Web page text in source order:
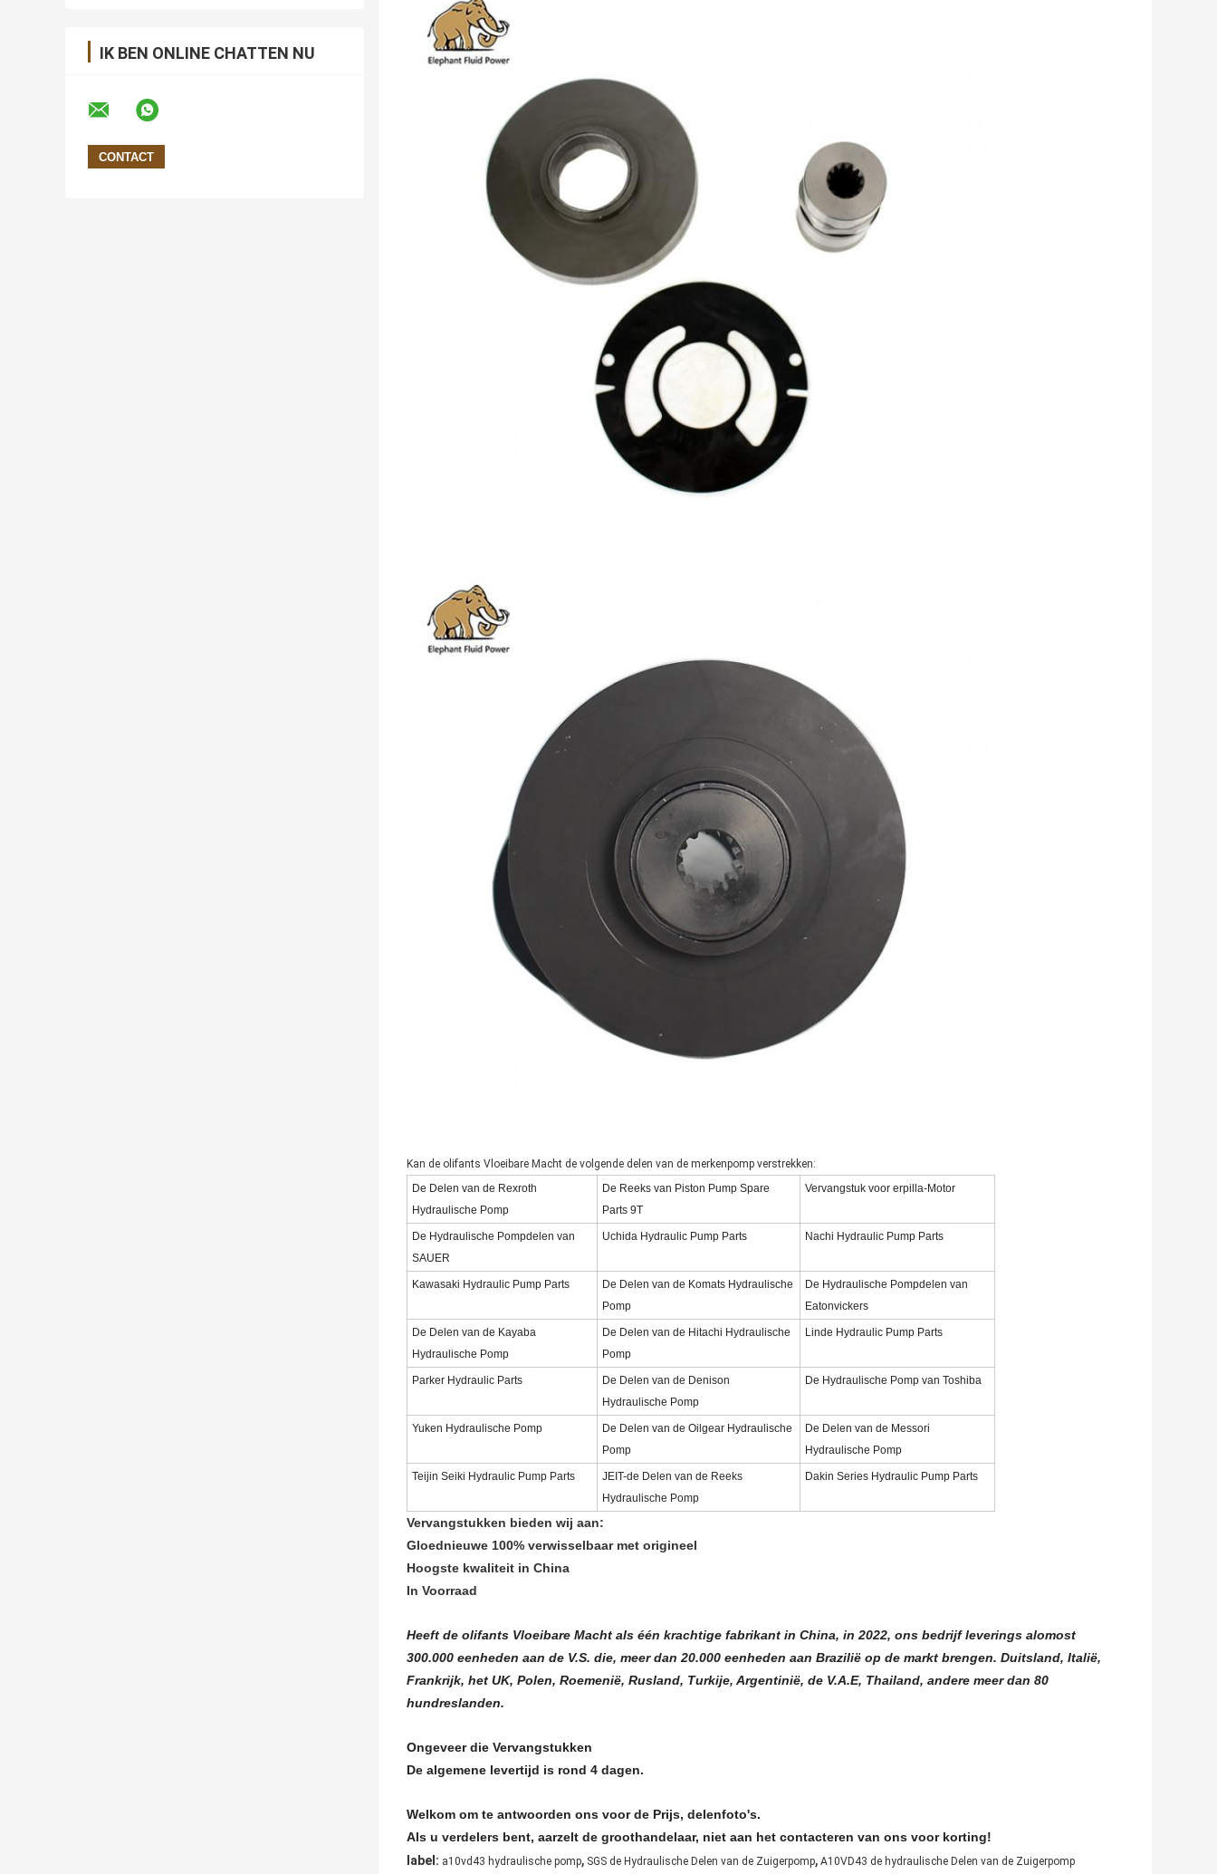
IK BEN ONLINE CHATTEN NU
Kan de olifants Vloeibare Macht de volgende delen van de merkenpomp verstrekken:
De Delen van de Rexroth
Hydraulische Pomp
De Reeks van Piston Pump Spare
Parts 9T
Vervangstuk voor erpilla-Motor
De Hydraulische Pompdelen van
SAUER
Uchida Hydraulic Pump Parts Nachi Hydraulic Pump Parts
Kawasaki Hydraulic Pump Parts
De Delen van de Komats Hydraulische
Pomp
De Hydraulische Pompdelen van
Eatonvickers
De Delen van de Kayaba
Hydraulische Pomp
De Delen van de Hitachi Hydraulische
Pomp
Linde Hydraulic Pump Parts
Parker Hydraulic Parts
De Delen van de Denison
Hydraulische Pomp
De Hydraulische Pomp van Toshiba
Yuken Hydraulische Pomp
De Delen van de Oilgear Hydraulische
Pomp
De Delen van de Messori
Hydraulische Pomp
Teijin Seiki Hydraulic Pump Parts
JEIT-de Delen van de Reeks
Hydraulische Pomp
Dakin Series Hydraulic Pump Parts
Vervangstukken bieden wij aan:
Gloednieuwe 100% verwisselbaar met origineel
Hoogste kwaliteit in China
In Voorraad
Heeft de olifants Vloeibare Macht als één krachtige fabrikant in China, in 2022, ons bedrijf leverings alomost
300.000 eenheden aan de V.S. die, meer dan 20.000 eenheden aan Brazilië op de markt brengen. Duitsland, Italië,
Frankrijk, het UK, Polen, Roemenië, Rusland, Turkije, Argentinië, de V.A.E, Thailand, andere meer dan 80
hundreslanden.
Ongeveer die Vervangstukken
De algemene levertijd is rond 4 dagen.
Welkom om te antwoorden ons voor de Prijs, delenfoto's.
Als u verdelers bent, aarzelt de groothandelaar, niet aan het contacteren van ons voor korting!
label: a10vd43 hydraulische pomp, SGS de Hydraulische Delen van de Zuigerpomp, A10VD43 de hydraulische Delen van de Zuigerpomp